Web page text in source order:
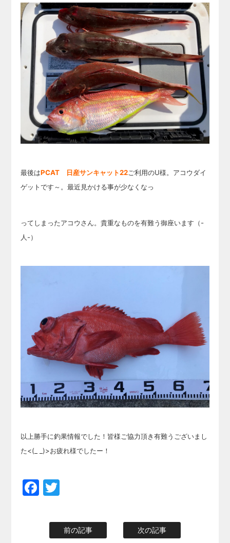
最後はPCAT 日産サンキャット22ご利用のU様。アコウダイ
ゲットです～。最近見かける事が少なくなっ
ってしまったアコウさん。貴重なものを有難う御座います（-
人-）
以上勝手に釣果情報でした！皆様ご協力頂き有難うございまし
た<(_ _)>お疲れ様でしたー！
Facebook
前の記事 次の記事